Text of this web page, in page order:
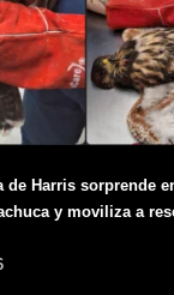
de Harris sorprende
y moviliza a